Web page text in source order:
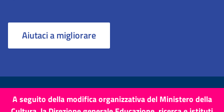
A seguito della modifica organizzativa del Ministero della
Aiutaci a migliorare
Termini e Condizioni Cookie Privacy Policy